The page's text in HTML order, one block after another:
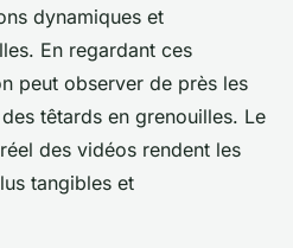
dynamiques et
En regardant ces
peut observer de près les
des têtards en grenouilles. Le
des vidéos rendent les
tangibles et